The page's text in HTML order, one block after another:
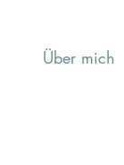
Über mich